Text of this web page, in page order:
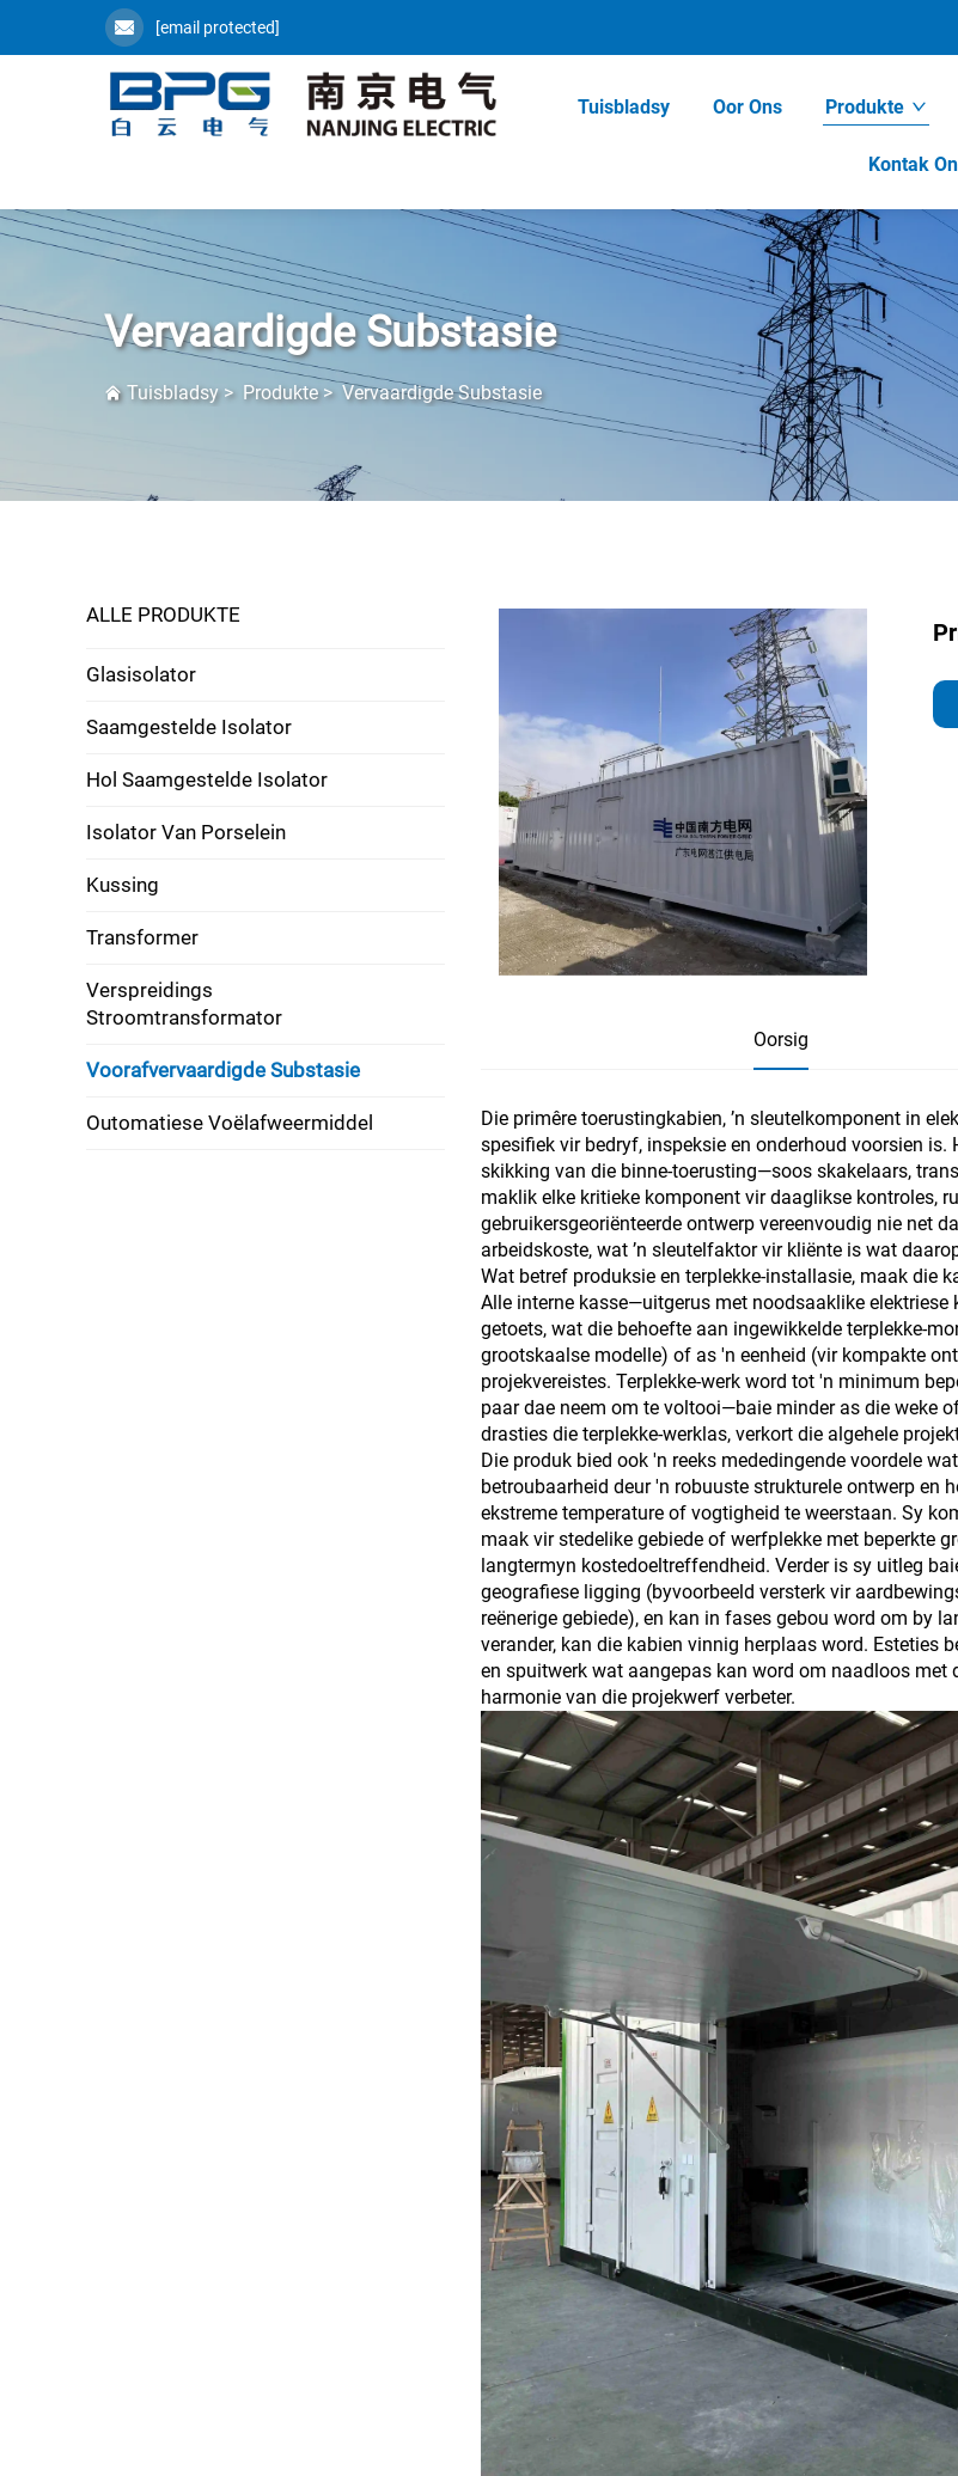
[email protected]
Tuisbladsy Oor Ons Produkte
Kontak
Vervaardigde Substasie
Tuisbladsy> Produkte> Vervaardigde Substasie
ALLE PRODUKTE
Glasisolator
Saamgestelde Isolator
Hol Saamgestelde Isolator
Isolator Van Porselein
Kussing
Transformer
Verspreidings
Stroomtransformator
Voorafvervaardigde Substasie
Outomatiese Voëlafweermiddel
Oorsig
Die primêre toerustingkabien, ’n sleutelkomponent in
spesifiek vir bedryf, inspeksie en onderhoud voorsien
skikking van die binne-toerusting—soos skakelaars,
maklik elke kritieke komponent vir daaglikse kontroles,
gebruikersgeoriënteerde ontwerp vereenvoudig nie net
arbeidskoste, wat ’n sleutelfaktor vir kliënte is wat
Wat betref produksie en terplekke-installasie, maak die
Alle interne kasse—uitgerus met noodsaaklike
getoets, wat die behoefte aan ingewikkelde terplekke-
grootskaalse modelle) of as 'n eenheid (vir kompakte
projekvereistes. Terplekke-werk word tot 'n minimum
paar dae neem om te voltooi—baie minder as die weke
drasties die terplekke-werklas, verkort die algehele
Die produk bied ook 'n reeks mededingende voordele
betroubaarheid deur 'n robuuste strukturele ontwerp en
ekstreme temperature of vogtigheid te weerstaan. Sy
maak vir stedelike gebiede of werfplekke met beperkte
langtermyn kostedoeltreffendheid. Verder is sy uitleg
geografiese ligging (byvoorbeeld versterk vir
reënerige gebiede), en kan in fases gebou word om by
verander, kan die kabien vinnig herplaas word. Esteties
en spuitwerk wat aangepas kan word om naadloos
harmonie van die projekwerf verbeter.